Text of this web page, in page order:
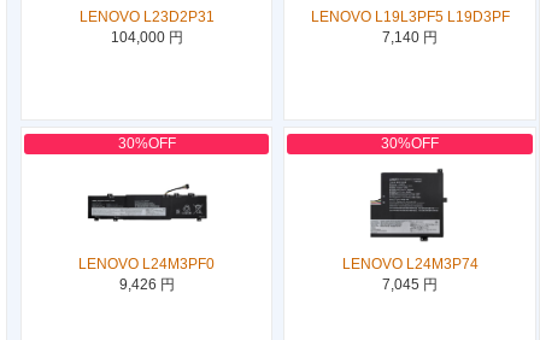
LENOVO L23D2P31
104,000 円
LENOVO L19L3PF5 L19D3PF
7,140 円
30%OFF
LENOVO L24M3PF0
9,426 円
30%OFF
LENOVO L24M3P74
7,045 円